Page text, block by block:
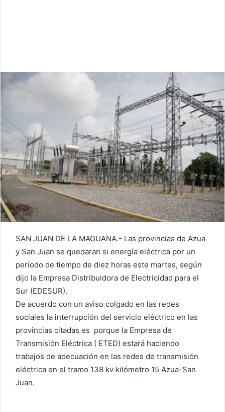
SAN JUAN DE LA MAGUANA.- Las provincias de Azua
y San Juan se quedaran si energía eléctrica por un
período de tiempo de diez horas este martes, según
dijo la Empresa Distribuidora de Electricidad para el
Sur (EDESUR).
De acuerdo con un aviso colgado en las redes
sociales la interrupción del servicio eléctrico en las
provincias citadas es porque la Empresa de
Transmisión Eléctrica ( ETED) estará haciendo
trabajos de adecuación en las redes de transmisión
eléctrica en el tramo 138 kv kilómetro 15 Azua-San
Juan.